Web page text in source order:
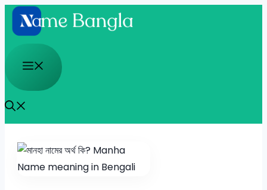
Skip
to
content
Menu